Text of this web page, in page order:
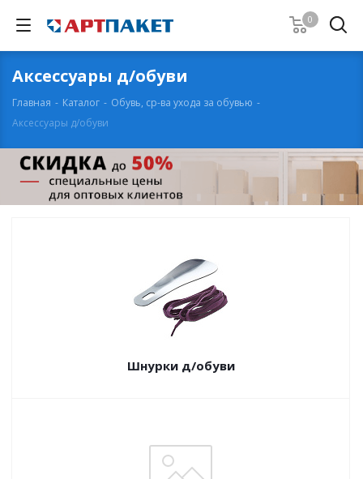
0
Аксессуары д/обуви
Главная - Каталог - Обувь, ср-ва ухода за обувью -
Аксессуары д/обуви
Шнурки д/обуви